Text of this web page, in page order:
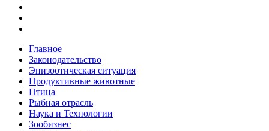
Главное
Законодательство
Эпизоотическая ситуация
Продуктивные животные
Птица
Рыбная отрасль
Наука и Технологии
Зообизнес